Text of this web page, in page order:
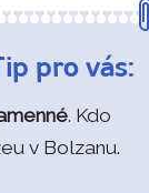
pro vás:
. Kdo
v Bolzanu.